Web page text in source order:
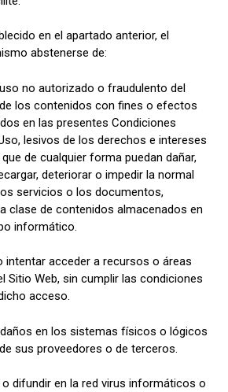
en el apartado anterior, el
abstenerse de:
no autorizado o fraudulento del
los contenidos con fines o efectos
en las presentes Condiciones
lesivos de los derechos e intereses
de cualquier forma puedan dañar,
deteriorar o impedir la normal
servicios o los documentos,
clase de contenidos almacenados en
informático.
acceder a recursos o áreas
Sitio Web, sin cumplir las condiciones
acceso.
en los sistemas físicos o lógicos
sus proveedores o de terceros.
difundir en la red virus informáticos o